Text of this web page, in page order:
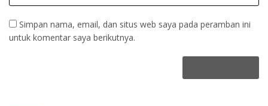
Simpan nama, email, dan situs web saya pada peramban ini
untuk komentar saya berikutnya.